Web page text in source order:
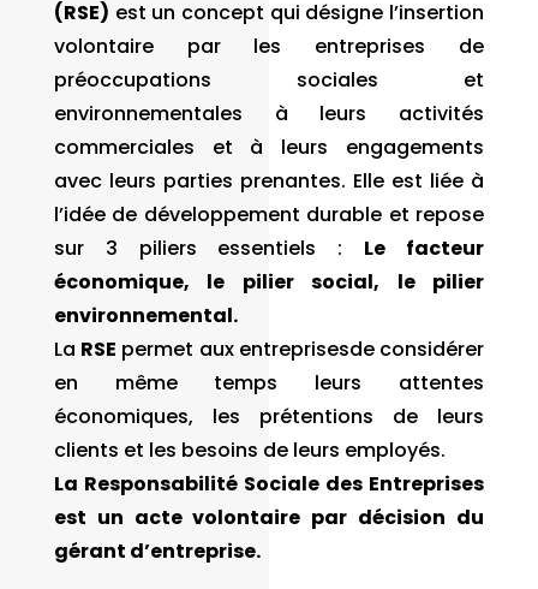
(RSE) est un concept qui désigne l’insertion
volontaire par les entreprises de
préoccupations sociales et
environnementales à leurs activités
commerciales et à leurs engagements
avec leurs parties prenantes. Elle est liée à
l’idée de développement durable et repose
sur 3 piliers essentiels : Le facteur
économique, le pilier social, le pilier
environnemental.
La RSE permet aux entreprisesde considérer
en même temps leurs attentes
économiques, les prétentions de leurs
clients et les besoins de leurs employés.
La Responsabilité Sociale des Entreprises
est un acte volontaire par décision du
gérant d’entreprise.